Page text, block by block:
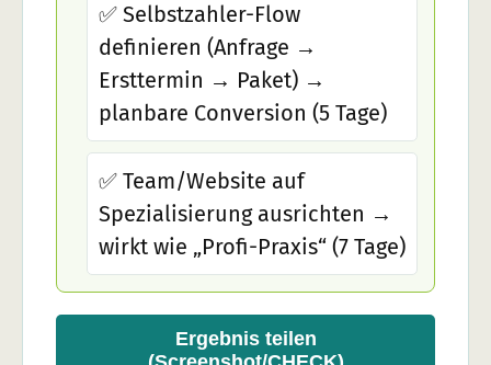
✅ Selbstzahler-Flow
definieren (Anfrage →
Ersttermin → Paket) →
planbare Conversion (5 Tage)
✅ Team/Website auf
Spezialisierung ausrichten →
wirkt wie „Profi-Praxis“ (7 Tage)
Ergebnis teilen